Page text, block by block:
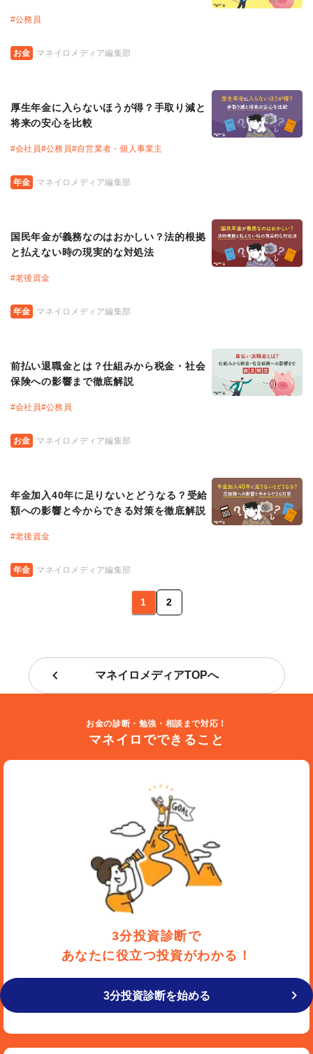
お金 マネイロメディア編集部
#公務員
年金 マネイロメディア編集部
厚生年金に入らないほうが得？手取り減と
将来の安心を比較
#会社員#公務員#自営業者・個人事業主
年金 マネイロメディア編集部
国民年金が義務なのはおかしい？法的根拠
と払えない時の現実的な対処法
#老後資金
お金 マネイロメディア編集部
前払い退職金とは？仕組みから税金・社会
保険への影響まで徹底解説
#会社員#公務員
年金 マネイロメディア編集部
年金加入40年に足りないとどうなる？受給
額への影響と今からできる対策を徹底解説
#老後資金
1 2
マネイロメディアTOPへ
お金の診断・勉強・相談まで対応！
マネイロでできること
3分投資診断で
あなたに役立つ投資がわかる！
3分投資診断を始める